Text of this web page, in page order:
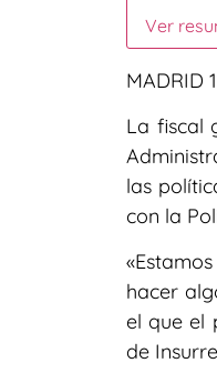
Ver
MADRID
La fiscal
las
con la
hacer
el que el
de